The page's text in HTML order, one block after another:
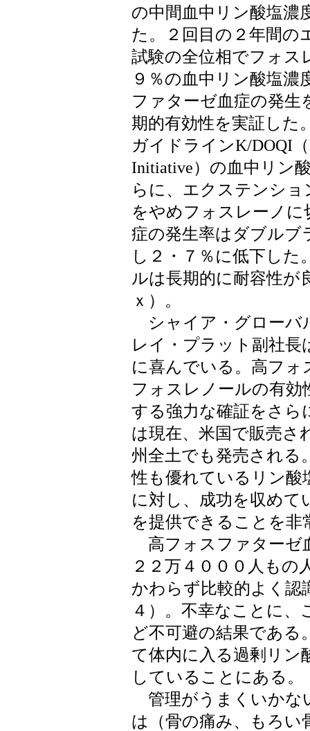
の中間血中リン酸塩濃
た。２回目の２年間の
試験の全位相でフォス
９％の血中リン酸塩濃
ファターゼ血症の発生
期的有効性を実証した
ガイドラインK/DOQI（
Initiative）の血中リン
らに、エクステンシ
をやめフォスレーノ
症の発生率はダブルブ
し２・７％に低下し
ルは長期的に耐容性が
ｘ）。
シャイア・グローバ
レイ・プラット副社長
に喜んでいる。高フォ
フォスレノールの有効
する強力な確証をさら
は現在、米国で販売さ
州全土でも発売される
性も優れているリン酸
に対し、成功を収めて
を提供できることを非
高フォスファターゼ
２２万４０００人も
かわらず比較的よく認
４）。不幸なことに、
ど不可避の結果である
て体内に入る過剰リン
していることにある。
管理がうまくいかな
は（骨の痛み、もろい